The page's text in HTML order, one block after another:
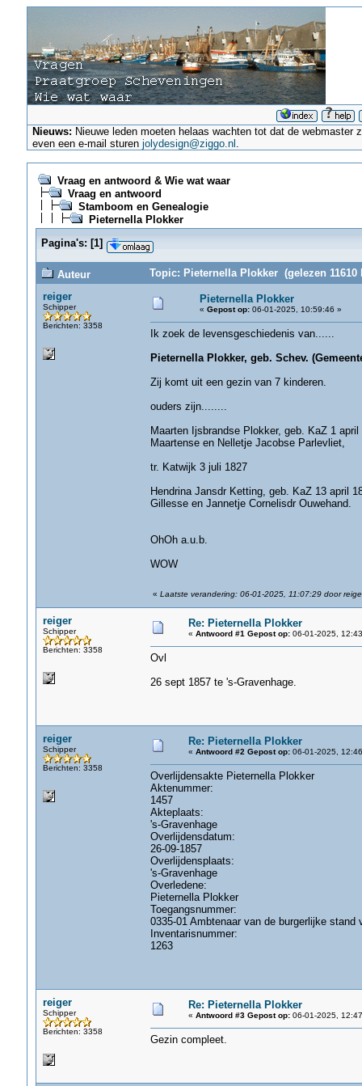
Nieuws: Nieuwe leden moeten helaas wachten tot dat de
even een e-mail sturenjolydesign@ziggo.nl .
Vraag en antwoord & Wie wat waar
Vraag en antwoord
Stamboom en Genealogie
Pieternella Plokker
Pagina's: [1]
Auteur
Topic: Pieternella Plokker (gelezen 11610
reiger
Schipper
Berichten: 3358
Pieternella Plokker
« Gepost op:06-01-2025, 10:59:46 »
Ik zoek de levensgeschiedenis van......
Pieternella Plokker, geb. Schev.
Zij komt uit een gezin van 7 kinderen.
ouders zijn........
Maarten Ijsbrandse Plokker, geb. KaZ 1
Maartense en Nelletje Jacobse Parlevliet,
tr. Katwijk 3 juli 1827
Hendrina Jansdr Ketting, geb. KaZ 13 april
Gillesse en Jannetje Cornelisdr Ouwehand.
OhOh a.u.b.
WOW
« Laatste verandering: 06-01-2025, 11:07:29 door
reiger
Schipper
Berichten: 3358
Re: Pieternella Plokker
« Antwoord #1 Gepost op:06-01-2025,
Ovl
26 sept 1857 te 's-Gravenhage.
reiger
Schipper
Berichten: 3358
Re: Pieternella Plokker
« Antwoord #2 Gepost op:06-01-2025,
Overlijdensakte Pieternella Plokker
Aktenummer:
1457
Akteplaats:
's-Gravenhage
Overlijdensdatum:
26-09-1857
Overlijdensplaats:
's-Gravenhage
Overledene:
Pieternella Plokker
Toegangsnummer:
0335-01 Ambtenaar van de burgerlijke stand
Inventarisnummer:
1263
reiger
Schipper
Berichten: 3358
Re: Pieternella Plokker
« Antwoord #3 Gepost op:06-01-2025,
Gezin compleet.